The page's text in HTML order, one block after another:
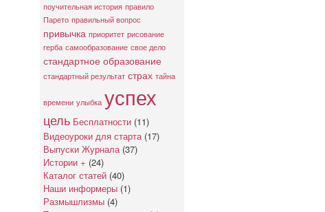
поучительная история правило
Парето правильный вопрос
привычка приоритет рисование
герба самообразование свое дело
стандартное образование
стандартный результат страх тайна
времени улыбка успех
цель Бесплатности (11)
Видеоуроки для старта (17)
Выпуски Журнала (37)
Истории + (24)
Каталог статей (40)
Наши информеры (1)
Размышлизмы (4)